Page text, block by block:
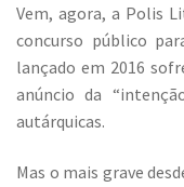
Vem, agora, a Polis
concurso público
lançado em 2016
anúncio da
autárquicas.
Mas o mais grave